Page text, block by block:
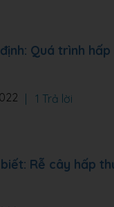
Quá trình
1 Trả lời
Rễ cây hấp